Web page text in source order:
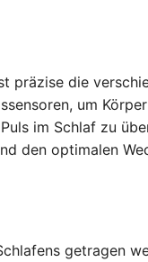
präzise die
um
im Schlaf zu
den optimalen
getragen